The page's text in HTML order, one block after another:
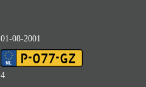
01-08-2001
P-077-GZ
4